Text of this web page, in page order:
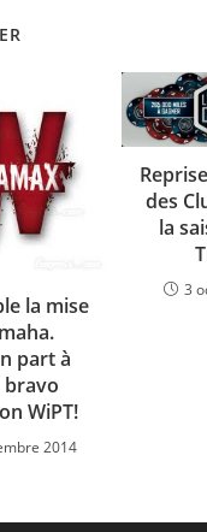
la mise
part à
bravo
WiPT!
2014
des
la
3